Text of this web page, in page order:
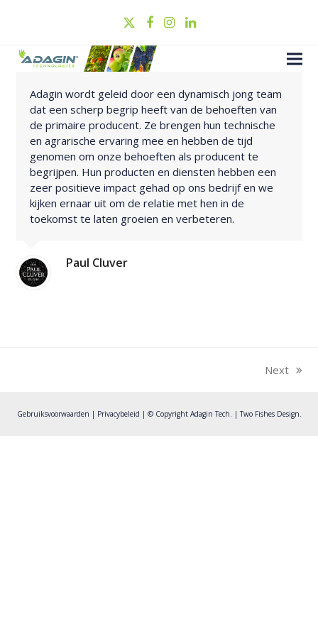
Twitter
Facebook
Instagram
LinkedIn
Adagin wordt geleid door een dynamisch jong team
dat een scherp begrip heeft van de behoeften van
de primaire producent. Ze brengen hun technische
en agrarische ervaring mee en hebben de tijd
genomen om onze behoeften als producent te
begrijpen. Hun producten en diensten hebben een
zeer positieve impact gehad op ons bedrijf en we
kijken ernaar uit om de relatie met hen in de
toekomst te laten groeien en verbeteren.
Paul Cluver
next
Next
Gebruiksvoorwaarden | Privacybeleid | © Copyright Adagin Tech. |Two Fishes Design.